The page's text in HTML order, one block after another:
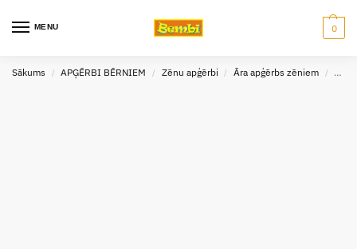
MENU 0
Sākums / APĢĒRBI BĒRNIEM / Zēnu apģērbi / Āra apģērbs zēniem /